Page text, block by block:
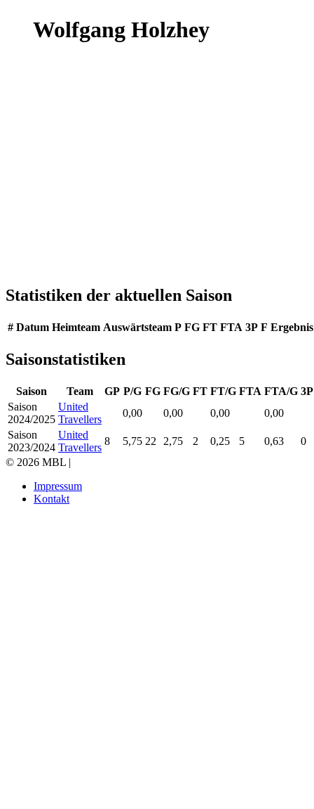
Wolfgang Holzhey
Statistiken der aktuellen Saison
# Datum Heimteam Auswärtsteam P FG FT FTA 3P F Ergebnis
Saisonstatistiken
Saison Team GP P/G FG FG/G FT FT/G FTA FTA/G 3P
Saison
2024/2025
United
Travellers
0,00 0,00 0,00
0,00
Saison
2023/2024
United
Travellers
8 5,75 22 2,75 2 0,25 5 0,63
0
© 2026 MBL |
Impressum
Kontakt